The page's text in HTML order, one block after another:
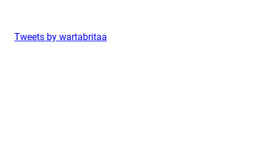
Tweets by wartabritaa